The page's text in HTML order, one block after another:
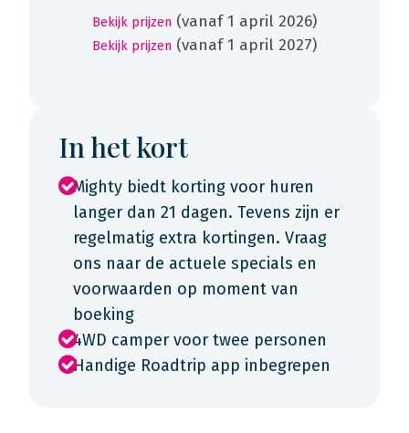
Bekijk prijzen (vanaf 1 april 2026)
Bekijk prijzen (vanaf 1 april 2027)
In het kort
Mighty biedt korting voor huren
langer dan 21 dagen. Tevens zijn er
regelmatig extra kortingen. Vraag
ons naar de actuele specials en
voorwaarden op moment van
boeking
4WD camper voor twee personen
Handige Roadtrip app inbegrepen